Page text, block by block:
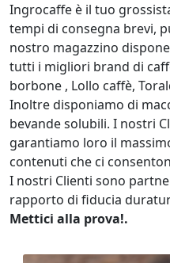
Ingrocaffe è il tuo
tempi di consegna brevi,
nostro magazzino
tutti i migliori brand di
borbone , Lollo caffè,
Inoltre disponiamo di
bevande solubili. I nostri
garantiamo loro il
contenuti che ci
I nostri Clienti sono
rapporto di fiducia
Mettici alla prova!.